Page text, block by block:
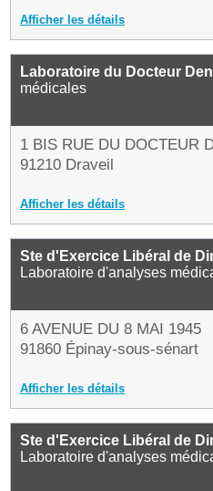
Afficher les détails
Laboratoire du Docteur
médicales
1 BIS RUE DU DOCTEUR
91210 Draveil
Afficher les détails
Ste d'Exercice Libéral de
Laboratoire d'analyses
6 AVENUE DU 8 MAI 1945
91860 Épinay-sous-sénart
Afficher les détails
Ste d'Exercice Libéral de
Laboratoire d'analyses